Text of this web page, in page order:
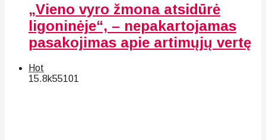
„Vieno vyro žmona atsidūrė
ligoninėje“, – nepakartojamas
pasakojimas apie artimųjų vertę
Hot
15.8k55101